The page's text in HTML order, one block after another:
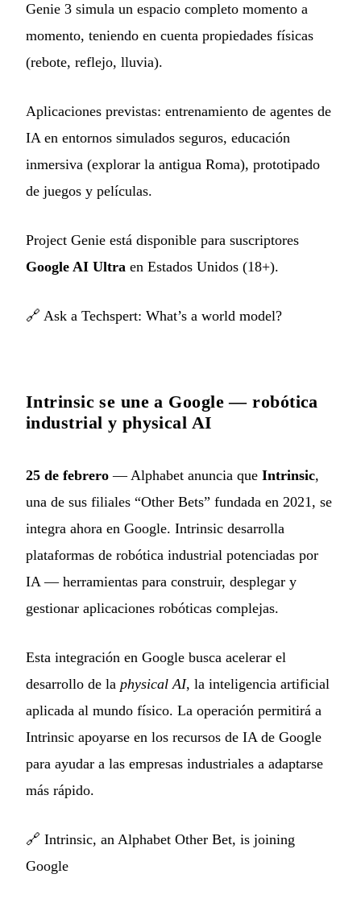
Genie 3 simula un espacio completo momento a
momento, teniendo en cuenta propiedades físicas
(rebote, reflejo, lluvia).
Aplicaciones previstas: entrenamiento de agentes de
IA en entornos simulados seguros, educación
inmersiva (explorar la antigua Roma), prototipado
de juegos y películas.
Project Genie está disponible para suscriptores
Google AI Ultra en Estados Unidos (18+).
🔗 Ask a Techspert: What’s a world model?
Intrinsic se une a Google — robótica
industrial y physical AI
25 de febrero — Alphabet anuncia que Intrinsic,
una de sus filiales “Other Bets” fundada en 2021, se
integra ahora en Google. Intrinsic desarrolla
plataformas de robótica industrial potenciadas por
IA — herramientas para construir, desplegar y
gestionar aplicaciones robóticas complejas.
Esta integración en Google busca acelerar el
desarrollo de la physical AI, la inteligencia artificial
aplicada al mundo físico. La operación permitirá a
Intrinsic apoyarse en los recursos de IA de Google
para ayudar a las empresas industriales a adaptarse
más rápido.
🔗 Intrinsic, an Alphabet Other Bet, is joining
Google